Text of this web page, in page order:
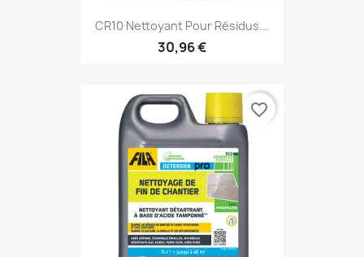
CR10 Nettoyant Pour Résidus...
30,96 €
favorite_border